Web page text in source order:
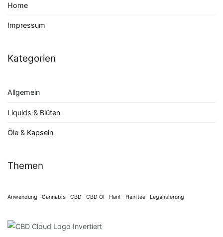
Home
Impressum
Kategorien
Allgemein
Liquids & Blüten
Öle & Kapseln
Themen
Anwendung Cannabis CBD CBD Öl Hanf Hanftee Legalisierung